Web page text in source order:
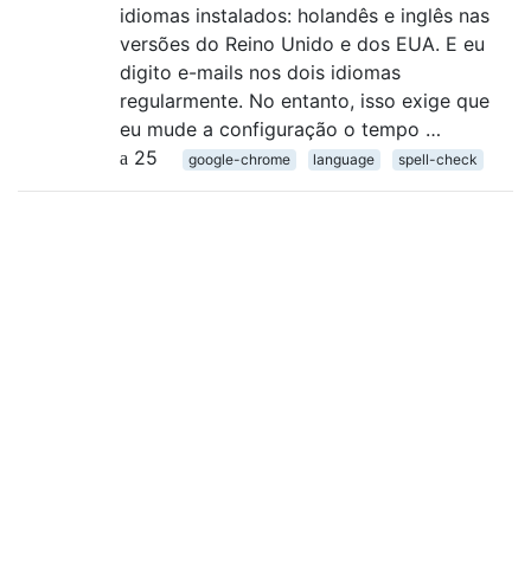
idiomas instalados: holandês e inglês nas
versões do Reino Unido e dos EUA. E eu
digito e-mails nos dois idiomas
regularmente. No entanto, isso exige que
eu mude a configuração o tempo …
25
google-chrome language spell-check